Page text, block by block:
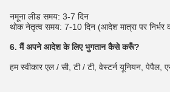
नमूना लीड समय: 3-7 दिन
थोक नेतृत्व समय: 7-10 दिन (आदेश मात्रा पर निर्भर
6. मैं अपने आदेश के लिए भुगतान कैसे करूँ?
हम स्वीकार एल / सी, टी / टी, वेस्टर्न यूनियन, पेपैल,